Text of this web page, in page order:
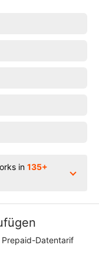
in 135+
Prepaid-Datentarif